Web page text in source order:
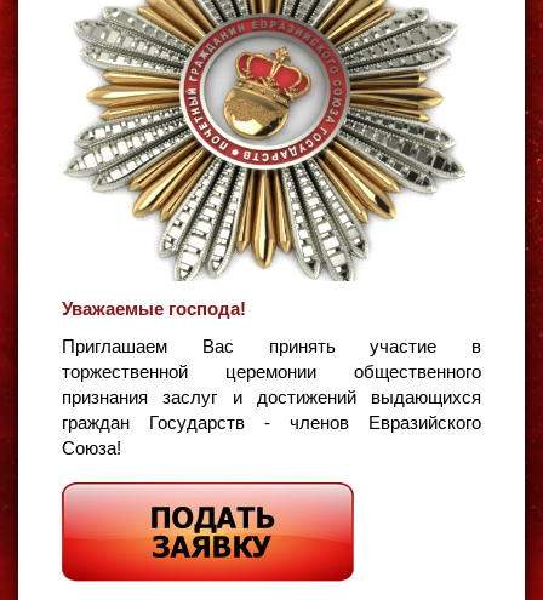
Уважаемые господа!
Приглашаем Вас принять участие в
торжественной церемонии общественного
признания заслуг и достижений выдающихся
граждан Государств - членов Евразийского
Союза!